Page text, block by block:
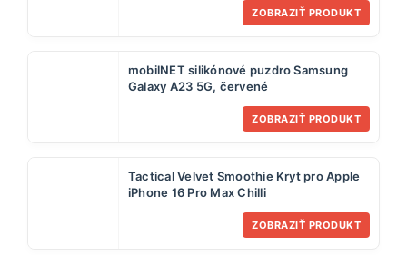
ZOBRAZIŤ PRODUKT
mobilNET silikónové puzdro Samsung
Galaxy A23 5G, červené
ZOBRAZIŤ PRODUKT
Tactical Velvet Smoothie Kryt pro Apple
iPhone 16 Pro Max Chilli
ZOBRAZIŤ PRODUKT